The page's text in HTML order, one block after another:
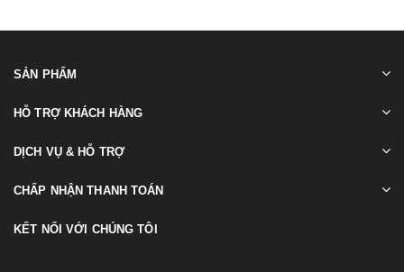
SẢN PHẨM
HỖ TRỢ KHÁCH HÀNG
DỊCH VỤ & HỖ TRỢ
CHẤP NHẬN THANH TOÁN
KẾT NỐI VỚI CHÚNG TÔI